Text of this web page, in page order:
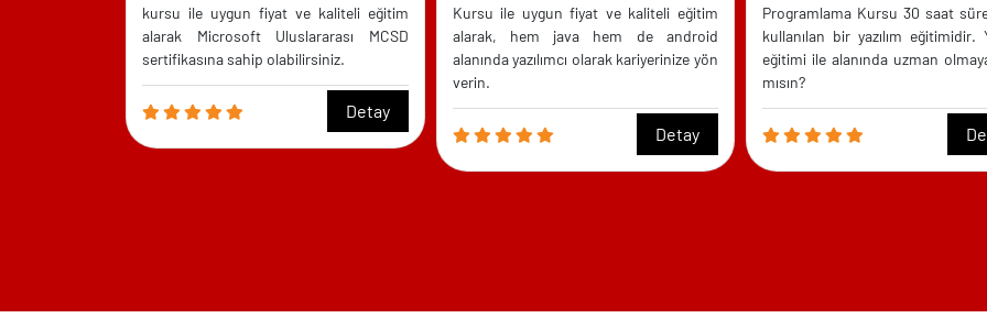
kursu ile uygun fiyat ve kaliteli eğitim
alarak Microsoft Uluslararası MCSD
sertifikasına sahip olabilirsiniz.
Detay
Kursu ile uygun fiyat ve kaliteli eğitim
alarak, hem java hem de android
alanında yazılımcı olarak kariyerinize yön
verin.
Detay
Programlama Kursu 30 saat
kullanılan bir yazılım eğitimidir.
eğitimi ile alanında uzman
mısın?
Ağustos
2026
14:00 - 18:00
%20 İndirim 2026
10 C# Yazılım Uzmanlığı Kursu
24 29